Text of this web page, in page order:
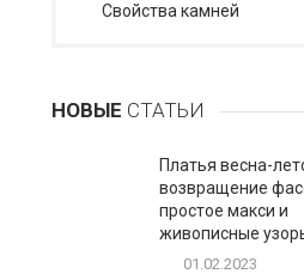
Cвойства камней
НОВЫЕ СТАТЬИ
Платья весна-
возвращение
простое макси и
живописные
01.02.2023